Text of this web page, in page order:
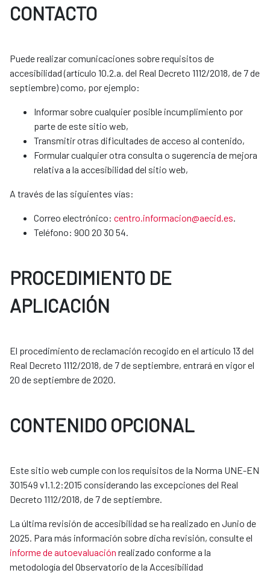
CONTACTO
Puede realizar comunicaciones sobre requisitos de
accesibilidad (artículo 10.2.a. del Real Decreto 1112/2018, de 7 de
septiembre) como, por ejemplo:
Informar sobre cualquier posible incumplimiento por
parte de este sitio web,
Transmitir otras dificultades de acceso al contenido,
Formular cualquier otra consulta o sugerencia de mejora
relativa a la accesibilidad del sitio web,
A través de las siguientes vías:
Correo electrónico: centro.informacion@aecid.es.
Teléfono: 900 20 30 54.
PROCEDIMIENTO DE
APLICACIÓN
El procedimiento de reclamación recogido en el artículo 13 del
Real Decreto 1112/2018, de 7 de septiembre, entrará en vigor el
20 de septiembre de 2020.
CONTENIDO OPCIONAL
Este sitio web cumple con los requisitos de la Norma UNE-EN
301549 v1.1.2:2015 considerando las excepciones del Real
Decreto 1112/2018, de 7 de septiembre.
La última revisión de accesibilidad se ha realizado en Junio de
2025. Para más información sobre dicha revisión, consulte el
informe de autoevaluación realizado conforme a la
metodología del Observatorio de la Accesibilidad